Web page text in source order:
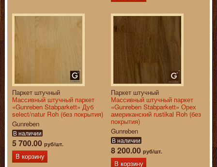
Паркет штучный
Массивный штучный паркет
«Gunreben Stabparkett» Дуб
select/natur Roh (без покрытия)
Gunreben
В наличии
5 700.00 руб/шт.
В корзину
Паркет штучный
Массивный штучный паркет
«Gunreben Stabparkett» Орех
американский rustikal Roh (без
покрытия)
Gunreben
В наличии
8 200.00 руб/шт.
В корзину